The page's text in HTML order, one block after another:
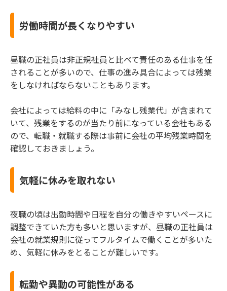
労働時間が長くなりやすい
昼職の正社員は非正規社員と比べて責任のある仕事を任
されることが多いので、仕事の進み具合によっては残業
をしなければならないこともあります。
会社によっては給料の中に「みなし残業代」が含まれて
いて、残業をするのが当たり前になっている会社もある
ので、転職・就職する際は事前に会社の平均残業時間を
確認しておきましょう。
気軽に休みを取れない
夜職の頃は出勤時間や日程を自分の働きやすいペースに
調整できていた方も多いと思いますが、昼職の正社員は
会社の就業規則に従ってフルタイムで働くことが多いた
め、気軽に休みをとることが難しいです。
転勤や異動の可能性がある